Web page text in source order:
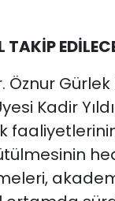
Gürlek
Kadir